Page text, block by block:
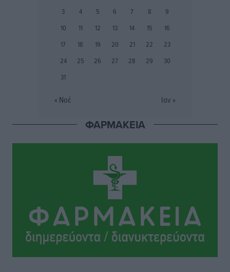
Αστυπάλαια: Το φως που μένει αναμμένο στο κάστρο
Έφυγε από τη ζωή ο επί σειρά ετών εφημέριος στον
Καψάλης
πριν 21 ώρες
Αποκαλυπτήρια για την «Ατζέντα 2030» από το βήμα
Ειδήσεις• πριν 24 ώρες
Από την παράδοση της Ρόδου στα ερευνητικά
3
4 5 6 7 8
9
10
11 12 13 14 15
16
17
18 19 20 21 22
23
24
25 26 27 28 29
30
31
« Νοέ Ιαν »
ΦΑΡΜΑΚΕΙΑ